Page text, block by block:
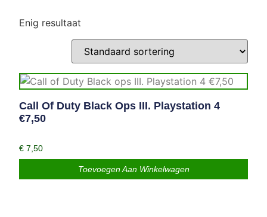
Enig resultaat
Call Of Duty Black Ops III. Playstation 4
€7,50
€ 7,50
Toevoegen Aan Winkelwagen